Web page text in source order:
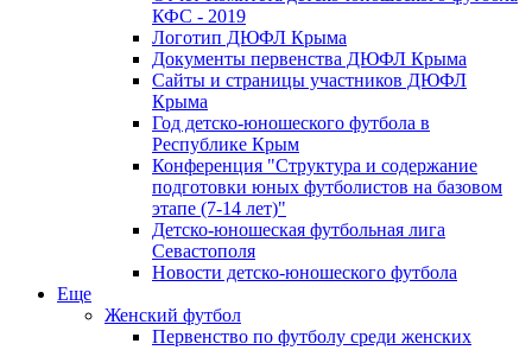
КФС - 2019
Логотип ДЮФЛ Крыма
Документы первенства ДЮФЛ Крыма
Сайты и страницы участников ДЮФЛ
Крыма
Год детско-юношеского футбола в
Республике Крым
Конференция "Структура и содержание
подготовки юных футболистов на базовом
этапе (7-14 лет)"
Детско-юношеская футбольная лига
Севастополя
Новости детско-юношеского футбола
Еще
Женский футбол
Первенство по футболу среди женских